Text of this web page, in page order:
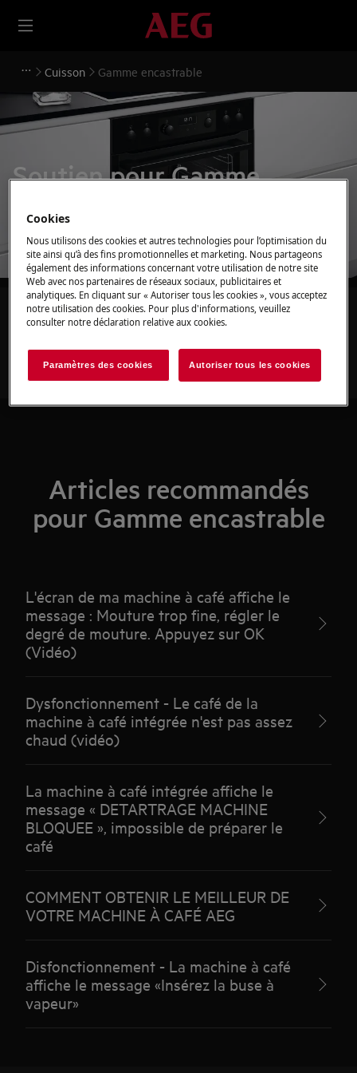
Cuisson Gamme encastrable
Soutien pour Gamme
Recherchez parmi nos articles d'assistance
Articles recommandés
pour Gamme encastrable
L'écran de ma machine à café affiche le
message : Mouture trop fine, régler le
degré de mouture. Appuyez sur OK
(Vidéo)
Dysfonctionnement - Le café de la
machine à café intégrée n'est pas assez
chaud (vidéo)
La machine à café intégrée affiche le
message « DETARTRAGE MACHINE
BLOQUEE », impossible de préparer le
café
COMMENT OBTENIR LE MEILLEUR DE
VOTRE MACHINE À CAFÉ AEG
Disfonctionnement - La machine à café
affiche le message «Insérez la buse à
vapeur»
Cookies
Nous utilisons des cookies et autres technologies pour l’optimisation du
site ainsi qu’à des fins promotionnelles et marketing. Nous partageons
également des informations concernant votre utilisation de notre site
Web avec nos partenaires de réseaux sociaux, publicitaires et
analytiques. En cliquant sur « Autoriser tous les cookies », vous acceptez
notre utilisation des cookies. Pour plus d'informations, veuillez
consulter notre déclaration relative aux cookies.
Paramètres des cookies Autoriser tous les cookies